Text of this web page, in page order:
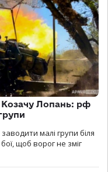
Козачу Лопань: рф
малі групи біля
щоб ворог не зміг